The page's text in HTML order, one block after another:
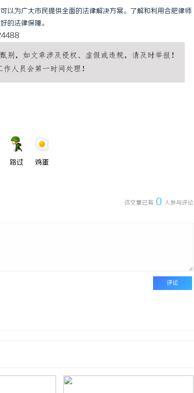
以为广大市民提供全面的法律解决方案。了解和利用合肥律师
的法律保障。
路过 鸡蛋
该文章已有 0 人参与评论
评论